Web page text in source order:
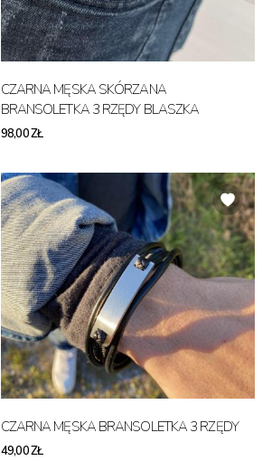
CZARNA MĘSKA SKÓRZANA
BRANSOLETKA 3 RZĘDY BLASZKA
98,00 ZŁ
CZARNA MĘSKA BRANSOLETKA 3 RZĘDY
49,00 ZŁ